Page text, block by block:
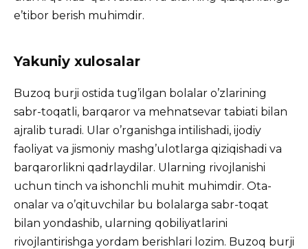
e’tibor berish muhimdir.
Yakuniy xulosalar
Buzoq burji ostida tug’ilgan bolalar o’zlarining
sabr-toqatli, barqaror va mehnatsevar tabiati bilan
ajralib turadi. Ular o’rganishga intilishadi, ijodiy
faoliyat va jismoniy mashg’ulotlarga qiziqishadi va
barqarorlikni qadrlaydilar. Ularning rivojlanishi
uchun tinch va ishonchli muhit muhimdir. Ota-
onalar va o’qituvchilar bu bolalarga sabr-toqat
bilan yondashib, ularning qobiliyatlarini
rivojlantirishga yordam berishlari lozim. Buzoq burji